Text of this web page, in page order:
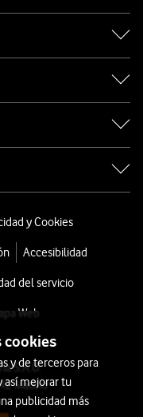
y Cookies
Accesibilidad
del servicio
Web
S.A.U.
Madrid
cookies
y de terceros para
así mejorar tu
publicidad más